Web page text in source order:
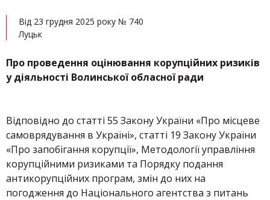
Від 23 грудня 2025 року № 740
Луцьк
Про проведення оцінювання корупційних ризиків
у діяльності Волинської обласної ради
Відповідно до статті 55 Закону України «Про місцеве
самоврядування в Україні», статті 19 Закону України
«Про запобігання корупції», Методології управління
корупційними ризиками та Порядку подання
антикорупційних програм, змін до них на
погодження до Національного агентства з питань